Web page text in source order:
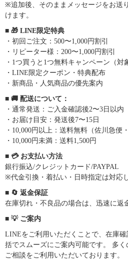
※追加後、そのままメッセージをお送
けます。
■ 🎁 LINE限定特典
・初回ご注文：500〜1,000円割引
・リピーター様：200〜1,000円割引
・1つ買うと1つ無料キャンペーン（対
・LINE限定クーポン・特典配布
・新商品・人気商品の優先案内
■ 🚚 配送について：
・通常発送：ご入金確認後2〜3日以内
・お届け目安：発送後7〜15日
・10,000円以上：送料無料（佐川急便
・10,000円未満：送料1,500円
■ 💳 お支払い方法
銀行振込/クレジットカード/PAYPAL
※代金引換・着払い・日時指定は対応
■ 🔄 返金保証
在庫切れ・不良品の場合は、迅速に返
■ 💡 ご案内
LINEをご利用いただくことで、在庫
括でスムーズにご案内可能です。 多
ご相談をご利用いただいております。